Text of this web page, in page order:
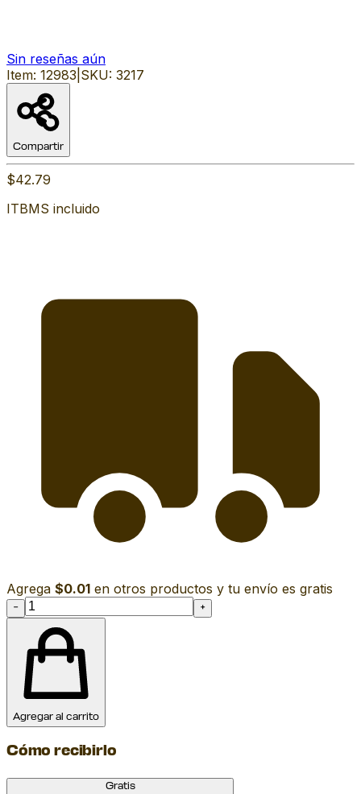
Sin reseñas aún
Item: 12983 SKU: 3217
Compartir
$42.79
ITBMS incluido
Agrega $0.01 en otros productos y tu envío es gratis
− +
Agregar al carrito
Cómo recibirlo
Gratis